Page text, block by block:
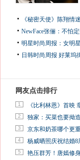
《秘密天使》陈翔情
NewFace张俪：不怕
明星时尚周报：女明
日韩时尚周报 好莱坞
网友点击排行
1 《比利林恩》首映
2 独家：买菜也要拗
3 京东和奶茶哪个更
4 杨威晒照庆祝结婚
5 艳压群芳！唐嫣修